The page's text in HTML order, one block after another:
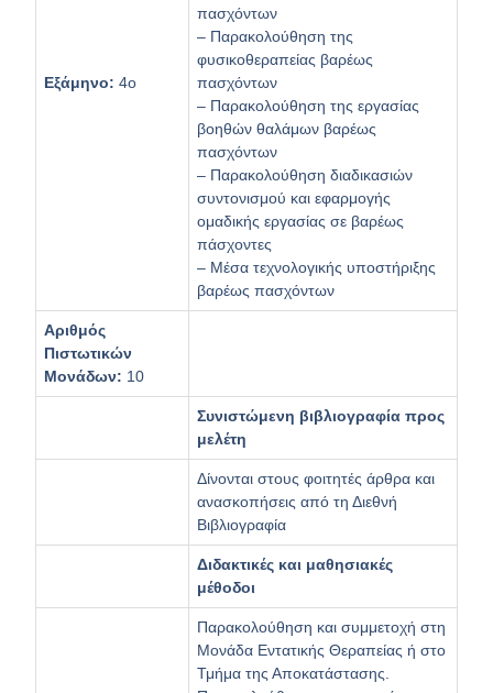
Εξάμηνο: 4ο
πασχόντων
– Παρακολούθηση της
φυσικοθεραπείας βαρέως
πασχόντων
– Παρακολούθηση της εργασίας
βοηθών θαλάμων βαρέως
πασχόντων
– Παρακολούθηση διαδικασιών
συντονισμού και εφαρμογής
ομαδικής εργασίας σε βαρέως
πάσχοντες
– Μέσα τεχνολογικής υποστήριξης
βαρέως πασχόντων
Αριθμός
Πιστωτικών
Μονάδων: 10
Συνιστώμενη βιβλιογραφία προς
μελέτη
Δίνονται στους φοιτητές άρθρα και
ανασκοπήσεις από τη Διεθνή
Βιβλιογραφία
Διδακτικές και μαθησιακές
μέθοδοι
Παρακολούθηση και συμμετοχή στη
Μονάδα Εντατικής Θεραπείας ή στο
Τμήμα της Αποκατάστασης.